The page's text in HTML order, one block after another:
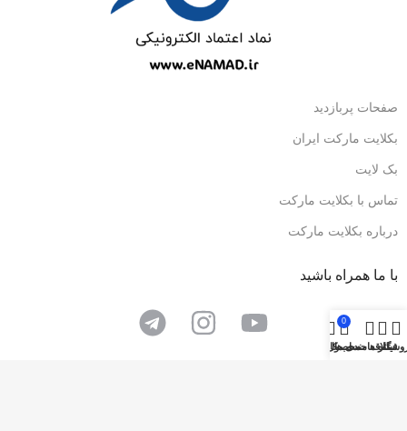
صفحات پربازدید
بکلایت مارکت ایران
بک لایت
تماس با بکلایت مارکت
درباره بکلایت مارکت
با ما همراه باشید
فیلتر ها
علاقه مندی ها
0
محصول
حساب کاربری من